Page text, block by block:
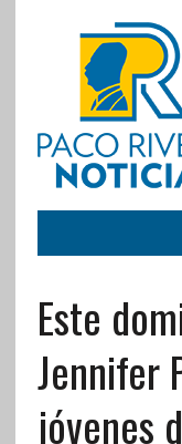
Este
Jennifer
jóvenes